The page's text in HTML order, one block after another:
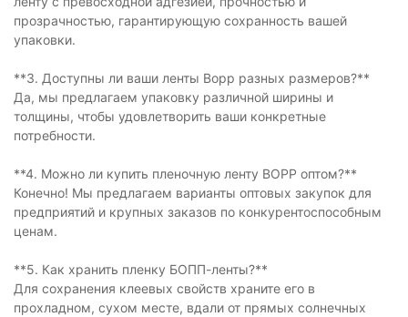
прозрачностью, гарантирующую сохранность вашей
упаковки.
**3. Доступны ли ваши ленты Bopp разных размеров?**
Да, мы предлагаем упаковку различной ширины и
толщины, чтобы удовлетворить ваши конкретные
потребности.
**4. Можно ли купить пленочную ленту BOPP оптом?**
Конечно! Мы предлагаем варианты оптовых закупок для
предприятий и крупных заказов по конкурентоспособным
ценам.
**5. Как хранить пленку БОПП-ленты?**
Для сохранения клеевых свойств храните его в
прохладном, сухом месте, вдали от прямых солнечных